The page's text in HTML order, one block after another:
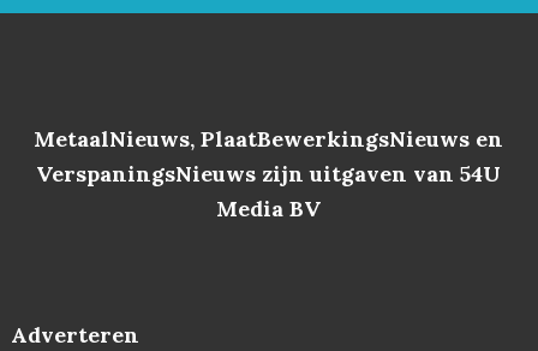
MetaalNieuws, PlaatBewerkingsNieuws en
VerspaningsNieuws zijn uitgaven van 54U
Media BV
Adverteren